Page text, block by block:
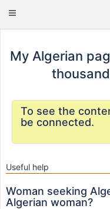
Toggle
My Algerian
To see the
be connected.
Useful help
Woman seeking
Algerian woman?